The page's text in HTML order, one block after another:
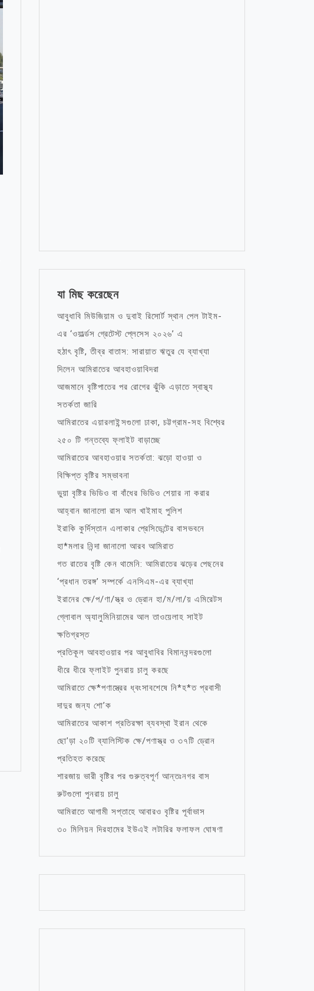
যা মিছ করেছেন
আবুধাবি মিউজিয়াম ও দুবাই রিসোর্ট স্থান পেল টাইম-
এর ‘ওয়ার্ল্ডস গ্রেটেস্ট প্লেসেস ২০২৬’ এ
হঠাৎ বৃষ্টি, তীব্র বাতাস: সারায়াত ঋতুর যে ব্যাখ্যা
দিলেন আমিরাতের আবহাওয়াবিদরা
আজমানে বৃষ্টিপাতের পর রোগের ঝুঁকি এড়াতে স্বাস্থ্য
সতর্কতা জারি
আমিরাতের এয়ারলাইন্সগুলো ঢাকা, চট্টগ্রাম-সহ বিশ্বের
২৫০ টি গন্তব্যে ফ্লাইট বাড়াচ্ছে
আমিরাতের আবহাওয়ার সতর্কতা: ঝড়ো হাওয়া ও
বিক্ষিপ্ত বৃষ্টির সম্ভাবনা
ভুয়া বৃষ্টির ভিডিও বা বাঁধের ভিডিও শেয়ার না করার
আহ্বান জানালো রাস আল খাইমাহ পুলিশ
ইরাকি কুর্দিস্তান এলাকার প্রেসিডেন্টের বাসভবনে
হা*মলার নিন্দা জানালো আরব আমিরাত
গত রাতের বৃষ্টি কেন থামেনি: আমিরাতের ঝড়ের পেছনের
‘প্রধান তরঙ্গ’ সম্পর্কে এনসিএম-এর ব্যাখ্যা
ইরানের ক্ষে/প/ণা/স্ত্র ও ড্রোন হা/ম/লা/য় এমিরেটস
গ্লোবাল অ্যালুমিনিয়ামের আল তাওয়েলাহ সাইট
ক্ষতিগ্রস্ত
প্রতিকূল আবহাওয়ার পর আবুধাবির বিমানবন্দরগুলো
ধীরে ধীরে ফ্লাইট পুনরায় চালু করছে
আমিরাতে ক্ষে*পণাস্ত্রের ধ্বংসাবশেষে নি*হ*ত প্রবাসী
দাদুর জন্য শো’ক
আমিরাতের আকাশ প্রতিরক্ষা ব্যবস্থা ইরান থেকে
ছো’ড়া ২০টি ব্যালিস্টিক ক্ষে/পণাস্ত্র ও ৩৭টি ড্রোন
প্রতিহত করেছে
শারজায় ভারী বৃষ্টির পর গুরুত্বপূর্ণ আন্তঃনগর বাস
রুটগুলো পুনরায় চালু
আমিরাতে আগামী সপ্তাহে আবারও বৃষ্টির পূর্বাভাস
৩০ মিলিয়ন দিরহামের ইউএই লটারির ফলাফল ঘোষণা